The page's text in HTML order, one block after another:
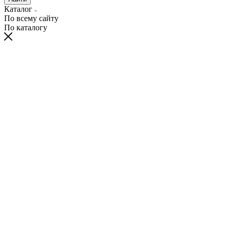
Каталог
По всему сайту
По каталогу